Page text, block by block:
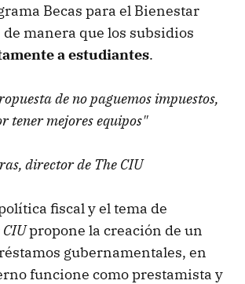
Becas para el Bienestar
manera que los subsidios
a estudiantes.
de no paguemos impuestos,
tener mejores equipos"
director de The CIU
fiscal y el tema de
CIUpropone la creación de un
gubernamentales, en
funcione como prestamista y